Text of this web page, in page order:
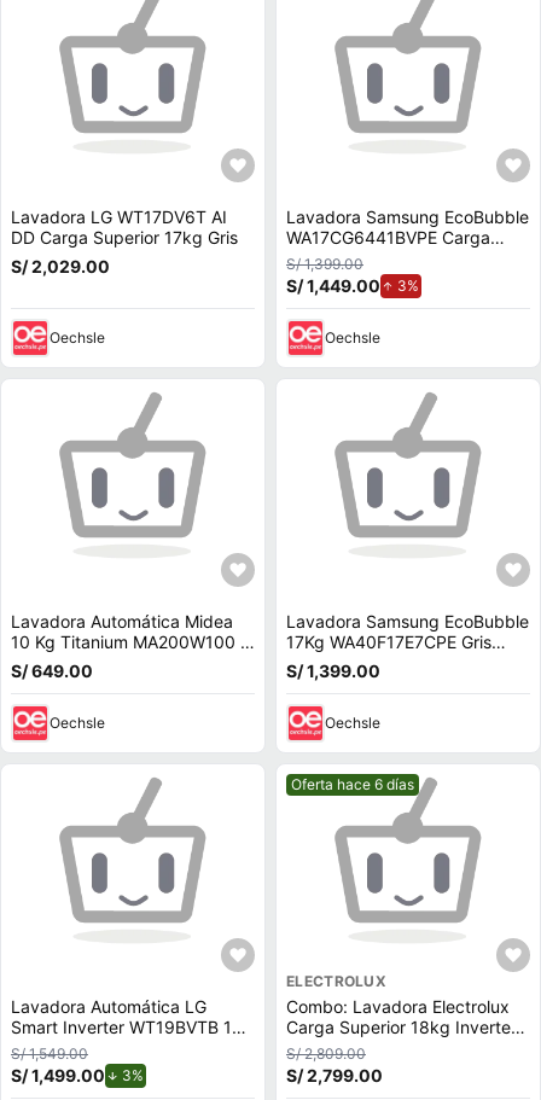
Lavadora LG WT17DV6T AI
DD Carga Superior 17kg Gris
S/ 2,029.00
Oechsle
Lavadora Samsung EcoBubble
WA17CG6441BVPE Carga
Superior 17kg Negro
S/ 1,399.00
S/ 1,449.00 3%
Oechsle
Lavadora Automática Midea
10 Kg Titanium MA200W100 G
PE Silver
S/ 649.00
Oechsle
Lavadora Samsung EcoBubble
17Kg WA40F17E7CPE Gris
Grafito
S/ 1,399.00
Oechsle
Lavadora Automática LG
Smart Inverter WT19BVTB 19
Kg TurboDrum
S/ 1,549.00
S/ 1,499.00 3%
Mejor precio.
Oferta hace 6 días
ELECTROLUX
Combo: Lavadora Electrolux
Carga Superior 18kg Inverter
EWIP18F2XSWB +
Refrigeradora ERS45F2P5EB
Frost Free Inverter 419L
S/ 2,809.00
S/ 2,799.00